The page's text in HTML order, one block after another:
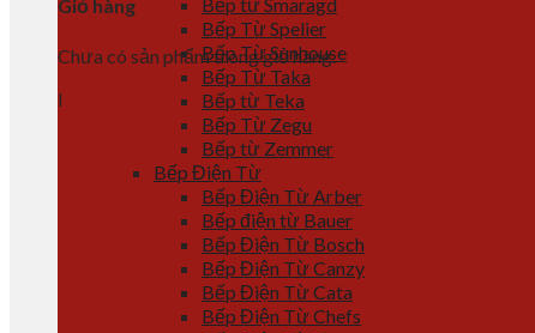
Giỏ hàng
Chưa có sản phẩm trong giỏ hàng.
l
Bếp Từ Spelier
Bếp Từ Sunhouse
Bếp Từ Taka
Bếp từ Teka
Bếp Từ Zegu
Bếp từ Zemmer
Bếp Điện Từ
Bếp Điện Từ Arber
Bếp điện từ Bauer
Bếp Điện Từ Bosch
Bếp Điện Từ Canzy
Bếp Điện Từ Cata
Bếp Điện Từ Chefs